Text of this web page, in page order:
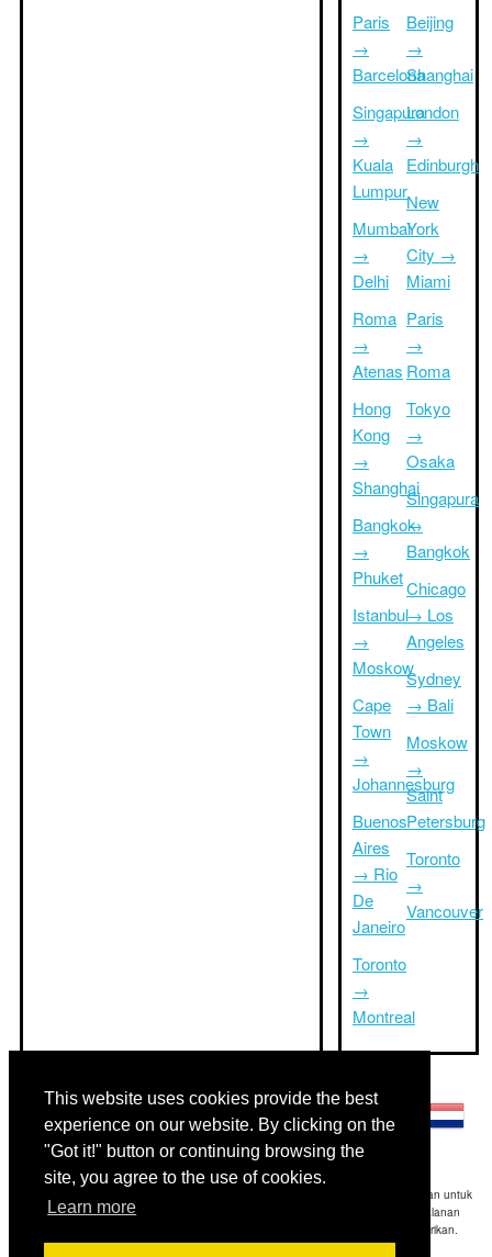
This website uses cookies provide the best
experience on our website. By clicking on the
"Got it!" button or continuing browsing the
site, you agree to the use of cookies.
Learn more
Paris
→
Barcelona
Singapura
→
Kuala
Lumpur
Mumbai
→
Delhi
Roma
→
Atenas
Hong
Kong
→
Shanghai
Bangkok
→
Phuket
Istanbul
→
Moskow
Cape
Town
→
Johannesburg
Buenos
Aires
→ Rio
De
Janeiro
Toronto
→
Montreal
Beijing
→
Shanghai
London
→
Edinburgh
New
York
City →
Miami
Paris
→
Roma
Tokyo
→
Osaka
Singapura
→
Bangkok
Chicago
→ Los
Angeles
Sydney
→ Bali
Moskow
→
Saint
Petersburg
Toronto
→
Vancouver
Disclaimer: Informasi yang ditampilkan di situs ini adalah perkiraan terbaik kami dan untuk
referensi Anda saja.Triptimeto.com tidak bertanggung jawab untuk setiap perjalanan
keterlambatan dan / atau kerusakan akibat dihasilkan dari informasi yang diberikan.